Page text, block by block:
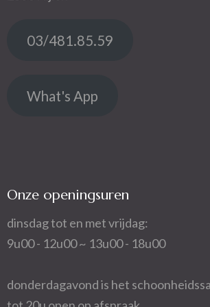
03/481.85.59
What's App
Onze openingsuren
dinsdag tot en met vrijdag:
9u00 - 12u00 ~ 13u00 - 18u00
donderdagavond is het